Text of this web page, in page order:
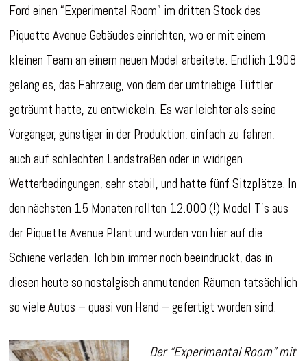
Ford einen “Experimental Room” im dritten Stock des
Piquette Avenue Gebäudes einrichten, wo er mit einem
kleinen Team an einem neuen Model arbeitete. Endlich 1908
gelang es, das Fahrzeug, von dem der umtriebige Tüftler
geträumt hatte, zu entwickeln. Es war leichter als seine
Vorgänger, günstiger in der Produktion, einfach zu fahren,
auch auf schlechten Landstraßen oder in widrigen
Wetterbedingungen, sehr stabil, und hatte fünf Sitzplätze. In
den nächsten 15 Monaten rollten 12.000 (!) Model T’s aus
der Piquette Avenue Plant und wurden von hier auf die
Schiene verladen. Ich bin immer noch beeindruckt, das in
diesen heute so nostalgisch anmutenden Räumen tatsächlich
so viele Autos – quasi von Hand – gefertigt worden sind.
Der “Experimental Room” mit